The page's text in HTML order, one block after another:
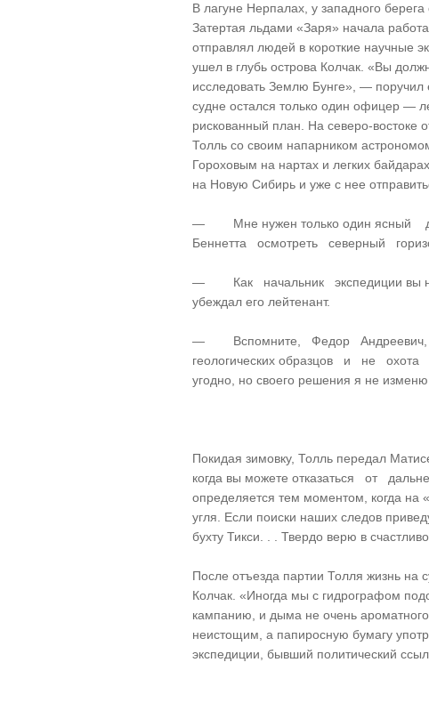
В лагуне Нерпалах, у западного
Затертая льдами «Заря» начала
отправлял людей в короткие научные
ушел в глубь острова Колчак. «Вы
исследовать Землю Бунге», — поручил
судне остался только один офицер —
рискованный план. На северо-востоке
Толль со своим напарником
Гороховым на нартах и легких
на Новую Сибирь и уже с нее
— Мне нужен только один ясный
Беннетта осмотреть северный
— Как начальник экспедиции вы
убеждал его лейтенант.
— Вспомните, Федор Андреевич,
геологических образцов и не
угодно, но своего решения я не
Покидая зимовку, Толль передал
когда вы можете отказаться от
определяется тем моментом, когда на
угля. Если поиски наших следов
бухту Тикси. . . Твердо верю в
После отъезда партии Толля жизнь на
Колчак. «Иногда мы с гидрографом
кампанию, и дыма не очень
неистощим, а папиросную бумагу
экспедиции, бывший политический